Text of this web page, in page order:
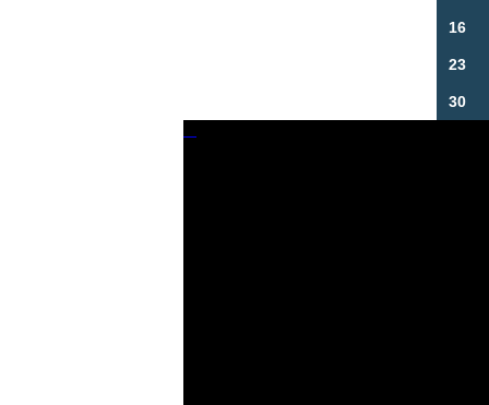
16
23
30